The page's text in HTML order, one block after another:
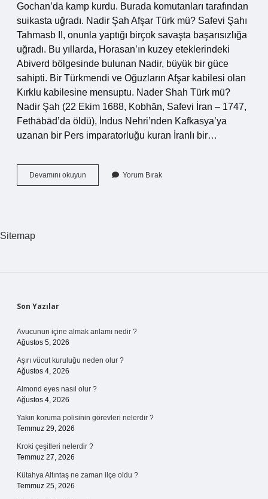
Gochan’da kamp kurdu. Burada komutanları tarafından
suikasta uğradı. Nadir Şah Afşar Türk mü? Safevi Şahı
Tahmasb II, onunla yaptığı birçok savaşta başarısızlığa
uğradı. Bu yıllarda, Horasan’ın kuzey eteklerindeki
Abiverd bölgesinde bulunan Nadir, büyük bir güce
sahipti. Bir Türkmendi ve Oğuzların Afşar kabilesi olan
Kırklu kabilesine mensuptu. Nader Shah Türk mü?
Nadir Şah (22 Ekim 1688, Kobhān, Safevi İran – 1747,
Fethābād’da öldü), İndus Nehri’nden Kafkasya’ya
uzanan bir Pers imparatorluğu kuran İranlı bir…
Devamını okuyun
Şah
Yorum Bırak
Sitemap
Sidebar
Son Yazılar
Avucunun içine almak anlamı nedir ?
Ağustos 5, 2026
Aşırı vücut kuruluğu neden olur ?
Ağustos 4, 2026
Almond eyes nasıl olur ?
Ağustos 4, 2026
Yakın koruma polisinin görevleri nelerdir ?
Temmuz 29, 2026
Kroki çeşitleri nelerdir ?
Temmuz 27, 2026
Kütahya Altıntaş ne zaman ilçe oldu ?
Temmuz 25, 2026